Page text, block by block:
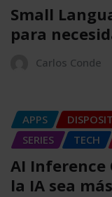
Small
para
Carlos Conde
APPS
SERIES
TECH
AI
la IA sea